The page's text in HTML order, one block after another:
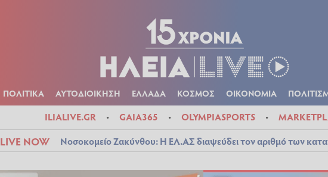
ΠΟΛΙΤΙΚΑ ΑΥΤΟΔΙΟΙΚΗΣΗ ΕΛΛΑΔΑ ΚΟΣΜΟΣ ΟΙΚΟΝΟΜΙΑ
ILIALIVE.GR GAIA365 OLYMPIASPORTS
LIVE NOW Νοσοκομείο Ζακύνθου: Η ΕΛ.ΑΣ διαψεύδει τον αριθμό των